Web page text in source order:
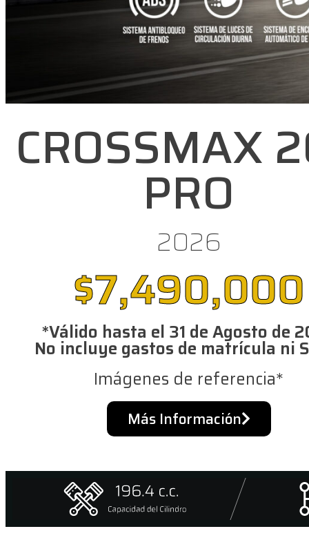
CROSSMAX
PRO
2026
$7,490,000
*Válido hasta el 31 de Agosto de
No incluye gastos de matrícula ni
Imágenes de referencia*
Más Información